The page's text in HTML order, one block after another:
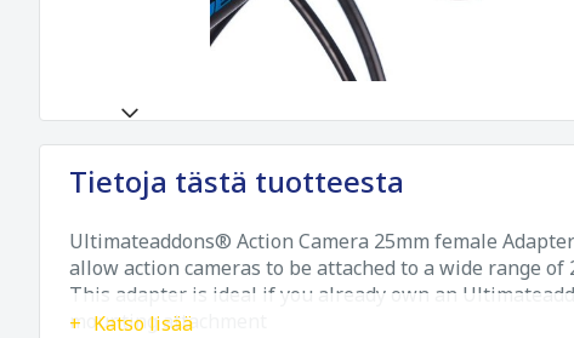
Tietoja tästä tuotteesta
Ultimateaddons® Action Camera 25mm female
allow action cameras to be attached to a wide range of
This adapter is ideal if you already own an
mounting attachment
Katso lisää